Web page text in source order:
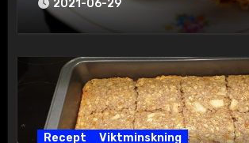
2021-06-29
Recept Viktminskning